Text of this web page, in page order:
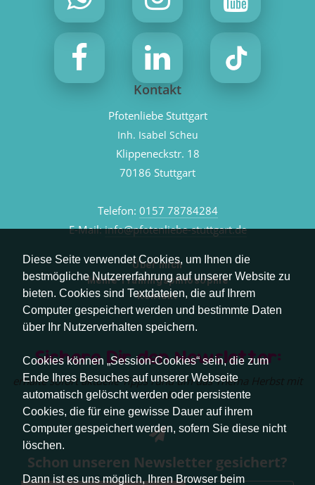
Diese Seite verwendet Cookies, um Ihnen die
bestmögliche Nutzererfahrung auf unserer Website zu
bieten. Cookies sind Textdateien, die auf Ihrem
Computer gespeichert werden und bestimmte Daten
über Ihr Nutzerverhalten speichern.
Cookies können „Session-Cookies“ sein, die zum
Ende Ihres Besuches auf unserer Webseite
automatisch gelöscht werden oder persistente
Cookies, die für eine gewisse Dauer auf ihrem
Computer gespeichert werden, sofern Sie diese nicht
löschen.
Dann ist es uns möglich, Ihren Browser beim
Kontakt
Pfotenliebe Stuttgart
Inh. Isabel Scheu
Klippeneckstr. 18
70186 Stuttgart
Telefon: 0157 78784284
E-Mail:info@pfotenliebe-stuttgart.de
Über mich
Meine Trainingsphilosophie
Kontakt
Sichere Dir den Newsletter:
erhalte sofort aktuelle Tipps rund um das Thema Herbst mit
Hund.
Schon unseren Newsletter gesichert?